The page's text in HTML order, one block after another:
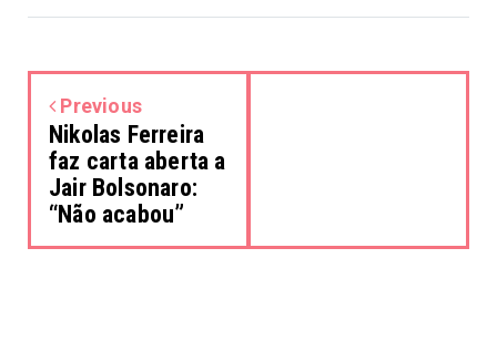
Previous
Nikolas Ferreira
faz carta aberta a
Jair Bolsonaro:
“Não acabou”